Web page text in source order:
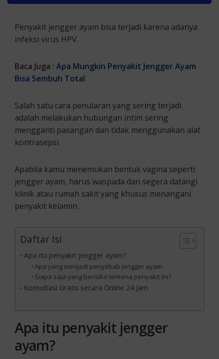
Penyakit jengger ayam bisa terjadi karena adanya
infeksi virus HPV.
Baca Juga : Apa Mungkin Penyakit Jengger Ayam
Bisa Sembuh Total
Salah satu cara penularan yang sering terjadi
adalah melakukan hubungan intim sering
mengganti pasangan dan tidak menggunakan alat
kontrasepsi.
Apabila kamu menemukan bentuk vagina seperti
jengger ayam, harus waspada dan segera datangi
klinik atau rumah sakit yang khusus menangani
penyakit kelamin.
Daftar Isi
Apa itu penyakit jengger ayam?
Apa yang menjadi penyebab jengger ayam
Siapa saja yang berisiko terkena penyakit ini?
Konsultasi Gratis secara Online 24 Jam
Apa itu penyakit jengger
ayam?